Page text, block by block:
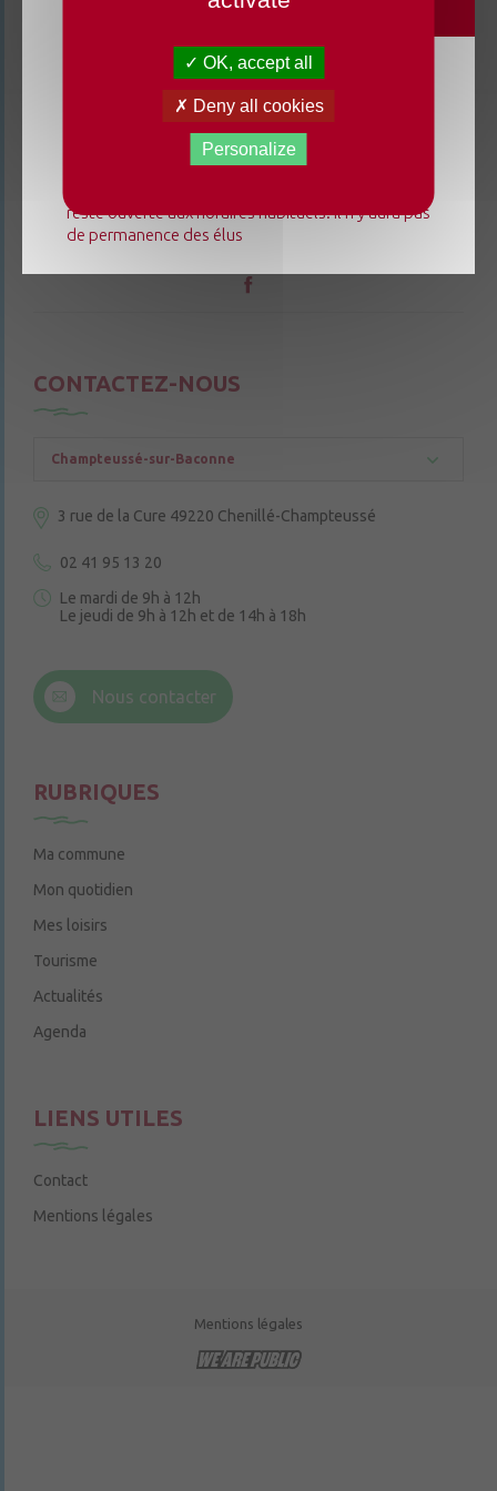
CONTACTEZ-NOUS
Champteussé-sur-Baconne
3 rue de la Cure 49220 Chenillé-Champteussé
02 41 95 13 20
Le mardi de 9h à 12h
Le jeudi de 9h à 12h et de 14h à 18h
Nous contacter
RUBRIQUES
Ma commune
Mon quotidien
Mes loisirs
Tourisme
Actualités
Agenda
LIENS UTILES
Contact
Mentions légales
Mentions légales
Du lundi 3 août au dimanche 23 août 2026, la
mairie déléguée de Chenillé-Changé adapte ses
horaires ⚠ Elle sera fermée les jeudis, ouverte les
lundis 3, 10 et 17 août de 9h à 12h. L'accueil de la
reste ouverte aux horaires habituels. Il n'y aura pas
de permanence des élus
OK, accept all
Deny all cookies
Personalize